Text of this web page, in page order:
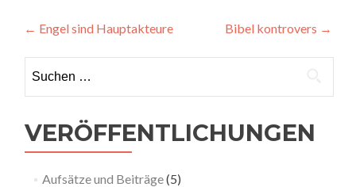
Beitragsnavigation
← Engel sind Hauptakteure Bibel kontrovers →
VERÖFFENTLICHUNGEN
Aufsätze und Beiträge(5)